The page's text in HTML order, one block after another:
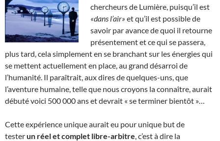
chercheurs de Lumière, puisqu’il est
«dans l’air» et qu’il est possible de
savoir par avance de quoi il retourne
présentement et ce qui se passera,
plus tard, cela simplement en se branchant sur les énergies qui
se mettent actuellement en place, au grand désarroi de
l’humanité. Il paraîtrait, aux dires de quelques-uns, que
l’aventure humaine, telle que nous croyons la connaître, aurait
débuté voici 500 000 ans et devrait « se terminer bientôt »…
Cette expérience unique aurait eu pour unique but de
testerun réel et complet libre-arbitre , c’est à dire la